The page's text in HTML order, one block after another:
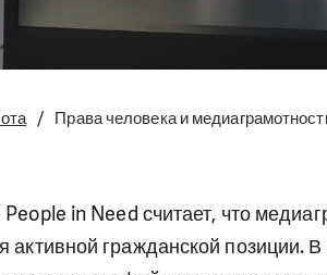
Права человека и
in Need считает, что
активной гражданской позиции.